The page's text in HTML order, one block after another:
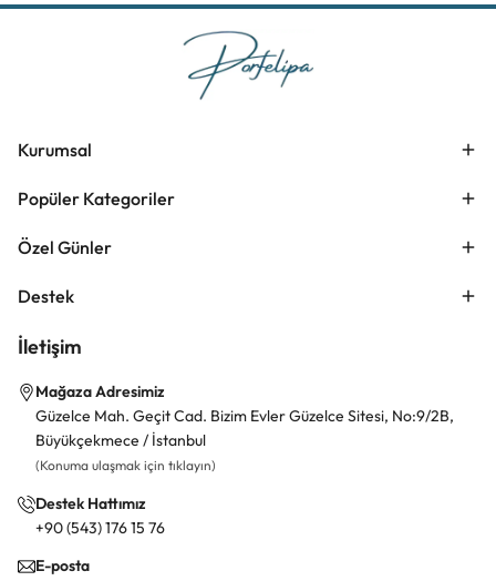
Kurumsal
Popüler Kategoriler
Özel Günler
Destek
İletişim
Mağaza Adresimiz
Güzelce Mah. Geçit Cad. Bizim Evler Güzelce Sitesi, No:9/2B,
Büyükçekmece / İstanbul
(Konuma ulaşmak için tıklayın)
Destek Hattımız
+90 (543) 176 15 76
E-posta